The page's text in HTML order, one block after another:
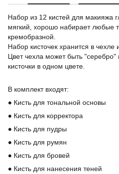
Набор из 12 кистей для макияжа
мягкий, хорошо набирает любые
кремобразной.
Набор кисточек хранится в чехле
Цвет чехла может быть "серебро"
кисточки в одном цвете.
В комплект входят:
● Кисть для тональной основы
● Кисть для корректора
● Кисть для пудры
● Кисть для румян
● Кисть для бровей
● Кисть для нанесения теней